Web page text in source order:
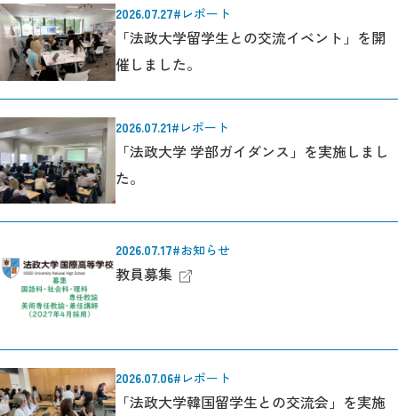
2026.07.27#レポート
「法政大学留学生との交流イベント」を開
催しました。
2026.07.21#レポート
「法政大学 学部ガイダンス」を実施しまし
た。
2026.07.17#お知らせ
教員募集
2026.07.06#レポート
「法政大学韓国留学生との交流会」を実施